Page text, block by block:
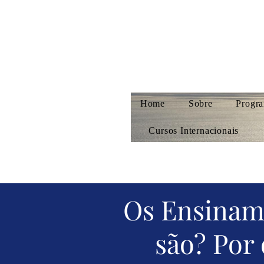
Home Sobre
Cursos Internacionais
Os
são?